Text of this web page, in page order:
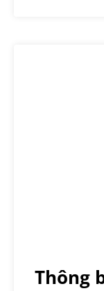
Thông